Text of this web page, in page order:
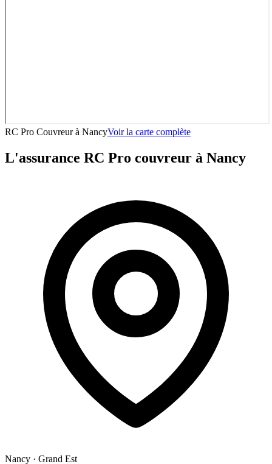
RC Pro Couvreurà NancyVoir la carte complète
L'assurance RC Pro couvreur à Nancy
Nancy · Grand Est